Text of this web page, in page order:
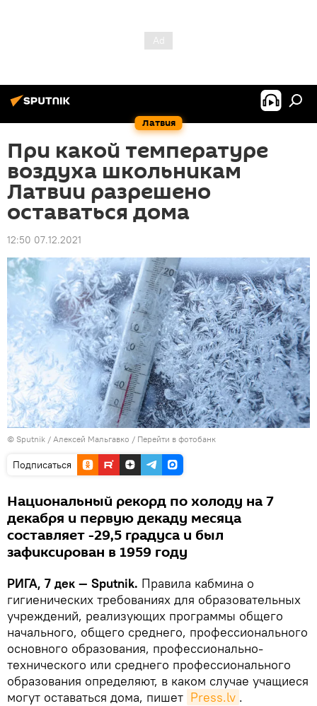
Латвия
При какой температуре
воздуха школьникам
Латвии разрешено
оставаться дома
12:50 07.12.2021
© Sputnik / Алексей Мальгавко / Перейти в фотобанк
Подписаться
Национальный рекорд по холоду на 7
декабря и первую декаду месяца
составляет -29,5 градуса и был
зафиксирован в 1959 году
РИГА, 7 дек — Sputnik. Правила кабмина о
гигиенических требованиях для образовательных
учреждений, реализующих программы общего
начального, общего среднего, профессионального
основного образования, профессионально-
технического или среднего профессионального
образования определяют, в каком случае учащиеся
могут оставаться дома, пишет Press.lv .